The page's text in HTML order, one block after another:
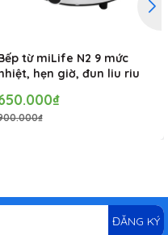
từ miLife N2 9 mức
hẹn giờ, đun liu riu
ĐĂNG KÝ